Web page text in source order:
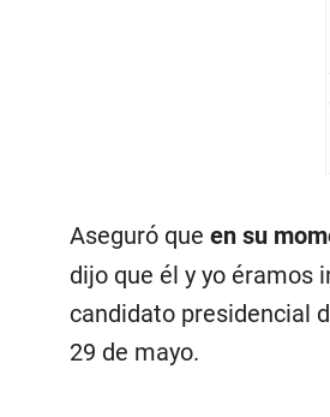
Aseguró que en su
dijo que él y yo éramos
candidato presidencial
29 de mayo.